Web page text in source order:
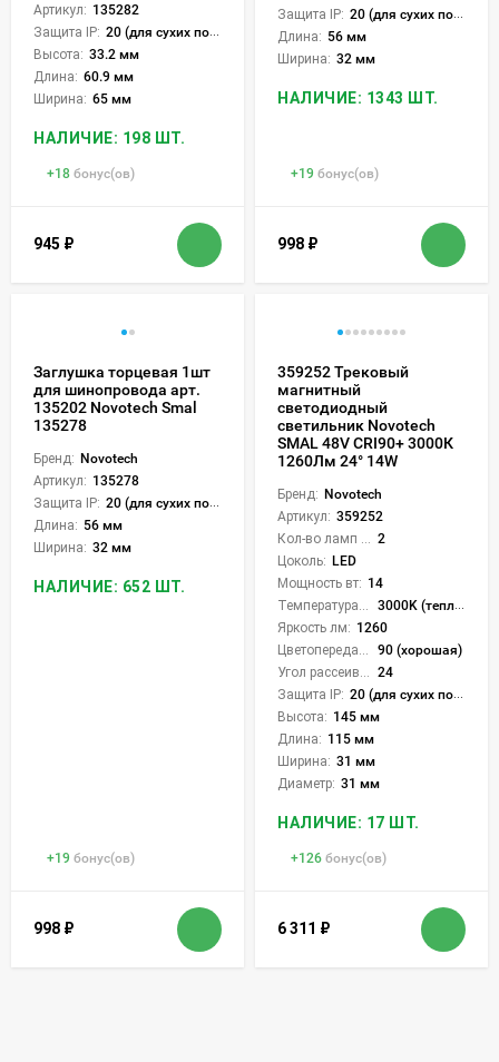
Артикул: 135282
Защита IP: 20 (для сухих пом.)
Высота: 33.2 мм
Длина: 60.9 мм
Ширина: 65 мм
НАЛИЧИЕ: 198 ШТ.
+18 бонус(ов)
945 ₽
Защита IP: 20 (для сухих пом.)
Длина: 56 мм
Ширина: 32 мм
НАЛИЧИЕ: 1343 ШТ.
+19 бонус(ов)
998 ₽
Заглушка торцевая 1шт
для шинопровода арт.
135202 Novotech Smal
135278
Бренд: Novotech
Артикул: 135278
Защита IP: 20 (для сухих пом.)
Длина: 56 мм
Ширина: 32 мм
НАЛИЧИЕ: 652 ШТ.
+19 бонус(ов)
998 ₽
359252 Трековый
магнитный
светодиодный
светильник Novotech
SMAL 48V CRI90+ 3000К
1260Лм 24° 14W
Бренд: Novotech
Артикул: 359252
2
Цоколь: LED
Мощность вт: 14
3000K (теплый)
Яркость лм: 1260
90 (хорошая)
24
Защита IP: 20 (для сухих пом.)
Высота: 145 мм
Длина: 115 мм
Ширина: 31 мм
Диаметр: 31 мм
НАЛИЧИЕ: 17 ШТ.
+126 бонус(ов)
6 311 ₽